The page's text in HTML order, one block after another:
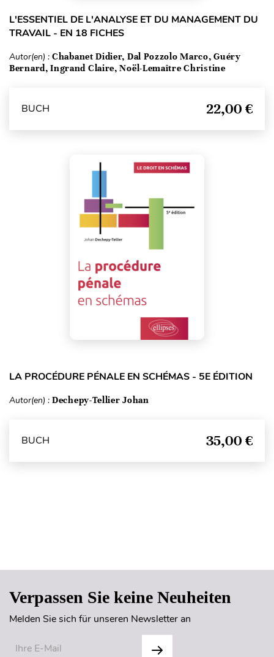
L'ESSENTIEL DE L'ANALYSE ET DU MANAGEMENT DU
TRAVAIL - EN 18 FICHES
Autor(en) : Chabanet Didier, Dal Pozzolo Marco, Guéry
Bernard, Ingrand Claire, Noël-Lemaître Christine
BUCH 22,00 €
LA PROCÉDURE PÉNALE EN SCHÉMAS - 5E ÉDITION
Autor(en) : Dechepy-Tellier Johan
BUCH 35,00 €
Verpassen Sie keine Neuheiten
Melden Sie sich für unseren Newsletter an